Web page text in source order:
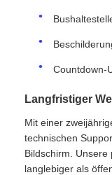
Countdown-
Langfristiger
Mit einer
technischen
Bildschirm.
langlebiger als